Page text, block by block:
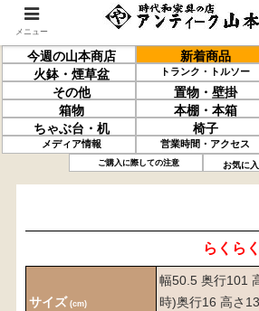
今週の山本商店 新着商品
火鉢・煙草盆 トランク・トルソー
その他 置物・壁掛
箱物
本棚・本箱
ちゃぶ台・机
椅子
メディア情報 営業時間・アクセス
ご購入に際しての注意 お気に
時代脚立
らくら
サイズ (cm)
幅50.5 奥行101
時)奥行16 高さ
メニュー